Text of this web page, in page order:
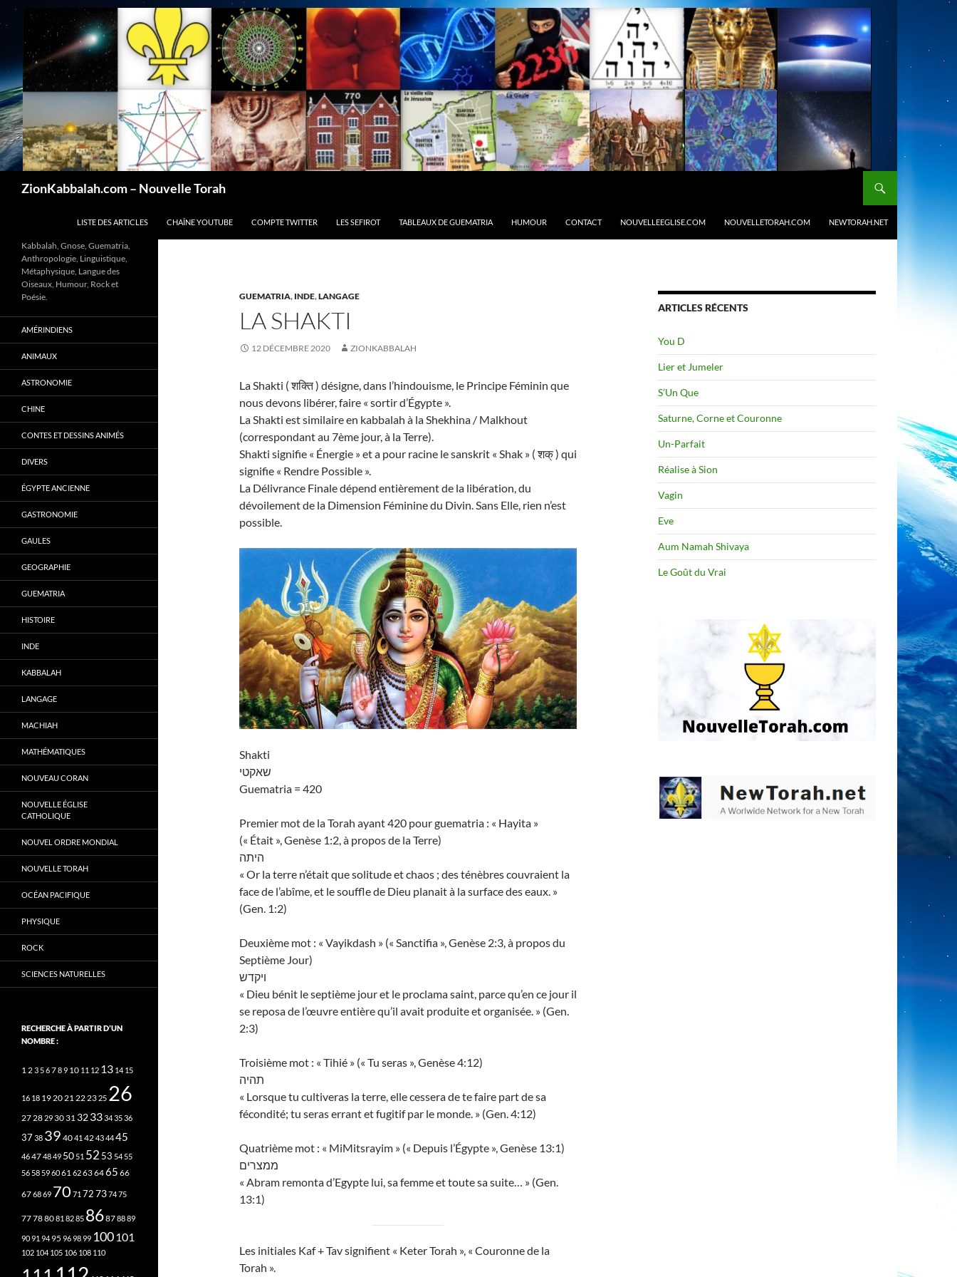
ZionKabbalah.com – Nouvelle Torah
LISTE DES ARTICLES
CHAÎNE YOUTUBE COMPTE TWITTER LES SEFIROT TABLEAUX DE GUEMATRIA HUMOUR CONTACT NOUVELLEEGLISE.COM NOUVELLETORAH.COM NEWTORAH.NET
GUEMATRIA, INDE,LANGAGE
LA SHAKTI
12 DÉCEMBRE 2020 ZIONKABBALAH
La Shakti ( शक्ति ) désigne, dans l’hindouisme, le Principe Féminin que
nous devons libérer, faire « sortir d’Égypte ».
La Shakti est similaire en kabbalah à la Shekhina / Malkhout
(correspondant au 7ème jour, à la Terre).
Shakti signifie « Énergie » et a pour racine le sanskrit « Shak » ( शक् ) qui
signifie « Rendre Possible ».
La Délivrance Finale dépend entièrement de la libération, du
dévoilement de la Dimension Féminine du Divin. Sans Elle, rien n’est
possible.
Shakti
שאקטי
Guematria = 420
Premier mot de la Torah ayant 420 pour guematria : « Hayita »
(« Était », Genèse 1:2, à propos de la Terre)
היתה
« Or la terre n’était que solitude et chaos ; des ténèbres couvraient la
face de l’abîme, et le souffle de Dieu planait à la surface des eaux. »
(Gen. 1:2)
Deuxième mot : « Vayikdash » (« Sanctifia », Genèse 2:3, à propos du
Septième Jour)
ויקדש
« Dieu bénit le septième jour et le proclama saint, parce qu’en ce jour il
se reposa de l’œuvre entière qu’il avait produite et organisée. » (Gen.
2:3)
Troisième mot : « Tihié » (« Tu seras », Genèse 4:12)
תהיה
« Lorsque tu cultiveras la terre, elle cessera de te faire part de sa
fécondité; tu seras errant et fugitif par le monde. » (Gen. 4:12)
Quatrième mot : « MiMitsrayim » (« Depuis l’Égypte », Genèse 13:1)
ממצרים
« Abram remonta d’Egypte lui, sa femme et toute sa suite… » (Gen.
13:1)
Les initiales Kaf + Tav signifient « Keter Torah », « Couronne de la
Torah ».
ARTICLES RÉCENTS
You D
Lier et Jumeler
S’Un Que
Saturne, Corne et Couronne
Un-Parfait
Réalise à Sion
Vagin
Eve
Aum Namah Shivaya
Le Goût du Vrai
Kabbalah, Gnose, Guematria,
Anthropologie, Linguistique,
Métaphysique, Langue des
Oiseaux, Humour, Rock et
Poésie.
AMÉRINDIENS
ANIMAUX
ASTRONOMIE
CHINE
CONTES ET DESSINS ANIMÉS
DIVERS
ÉGYPTE ANCIENNE
GASTRONOMIE
GAULES
GEOGRAPHIE
GUEMATRIA
HISTOIRE
INDE
KABBALAH
LANGAGE
MACHIAH
MATHÉMATIQUES
NOUVEAU CORAN
NOUVELLE ÉGLISE
CATHOLIQUE
NOUVEL ORDRE MONDIAL
NOUVELLE TORAH
OCÉAN PACIFIQUE
PHYSIQUE
ROCK
SCIENCES NATURELLES
RECHERCHE À PARTIR D’UN
NOMBRE :
1 23 56789 10 11 12 13 14 15
16 18 1920212223 25 26
27 28 293031 3233343536
37 38 39 4041 42434445
46474849 50 51 52 53 54 55
56 58 596061 62636465 66
676869 70 71 72737475
77788081 8285 86878889
9091 94 95 969899 100101
102 104 105 106 108 110